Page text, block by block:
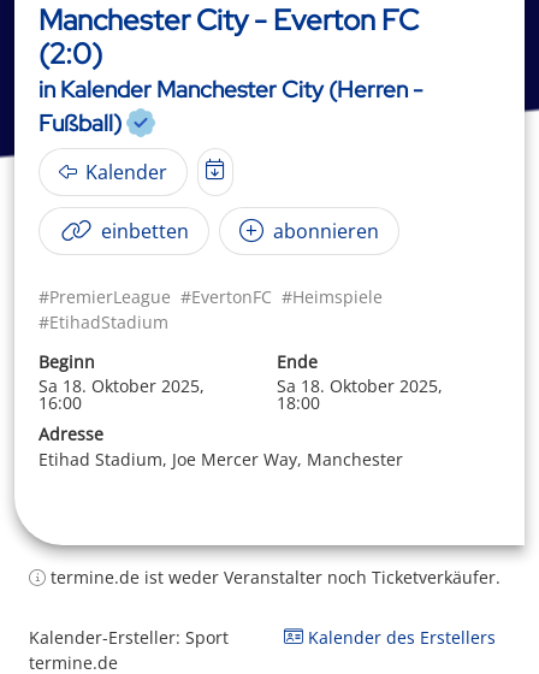
Manchester City - Everton FC
(2:0)
in Kalender Manchester City (Herren -
Fußball)
Kalender
einbetten abonnieren
#PremierLeague #EvertonFC #Heimspiele
#EtihadStadium
Beginn
Sa 18. Oktober 2025,
16:00
Ende
Sa 18. Oktober 2025,
18:00
Adresse
Etihad Stadium, Joe Mercer Way, Manchester
termine.de ist weder Veranstalter noch Ticketverkäufer.
Kalender-Ersteller: Sport
termine.de
Kalender des Erstellers